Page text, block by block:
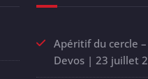
Apéritif du cercle
Devos | 23 juillet